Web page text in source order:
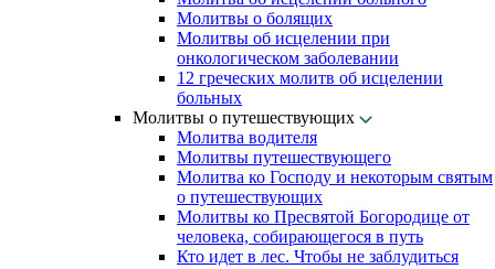
Молитвы о болящих
Молитвы об исцелении при
онкологическом заболевании
12 греческих молитв об исцелении
больных
Молитвы о путешествующих
Молитва водителя
Молитвы путешествующего
Молитва ко Господу и некоторым святым
о путешествующих
Молитвы ко Пресвятой Богородице от
человека, собирающегося в путь
Кто идет в лес. Чтобы не заблудиться